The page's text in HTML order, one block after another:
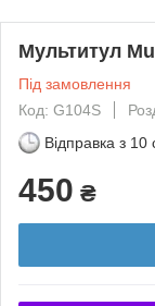
Мультитул
Під замовлення
Код: G104S
Відправка з 10
450 ₴